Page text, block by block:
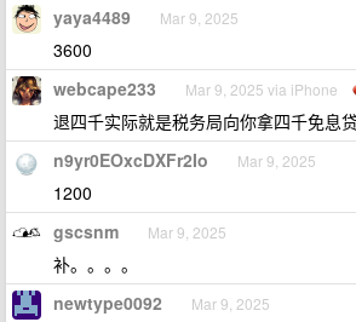
yaya4489 Mar 9, 2025
3600
webcape233 Mar 9, 2025 via iPhone
退四千实际就是税务局向你拿四千免息
n9yr0EOxcDXFr2Io Mar 9, 2025
1200
gscsnm Mar 9, 2025
补。。。。
newtype0092 Mar 9, 2025